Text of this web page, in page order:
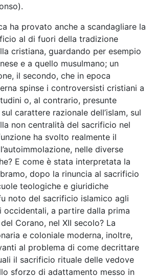
ha provato anche a scandagliare la
al di fuori della tradizione
cristiana, guardando per esempio
e a quello musulmano; un
il secondo, che in epoca
spinse i controversisti cristiani a
o, al contrario, presunte
carattere razionale dell’islam, sul
non centralità del sacrificio nel
ha svolto realmente il
nelle diverse
E come è stata interpretata la
dopo la rinuncia al sacrificio
teologiche e giuridiche
noto del sacrificio islamico agli
occidentali, a partire dalla prima
Corano, nel XII secolo? La
e coloniale moderna, inoltre,
al problema di come decrittare
il sacrificio rituale delle vedove
sforzo di adattamento messo in